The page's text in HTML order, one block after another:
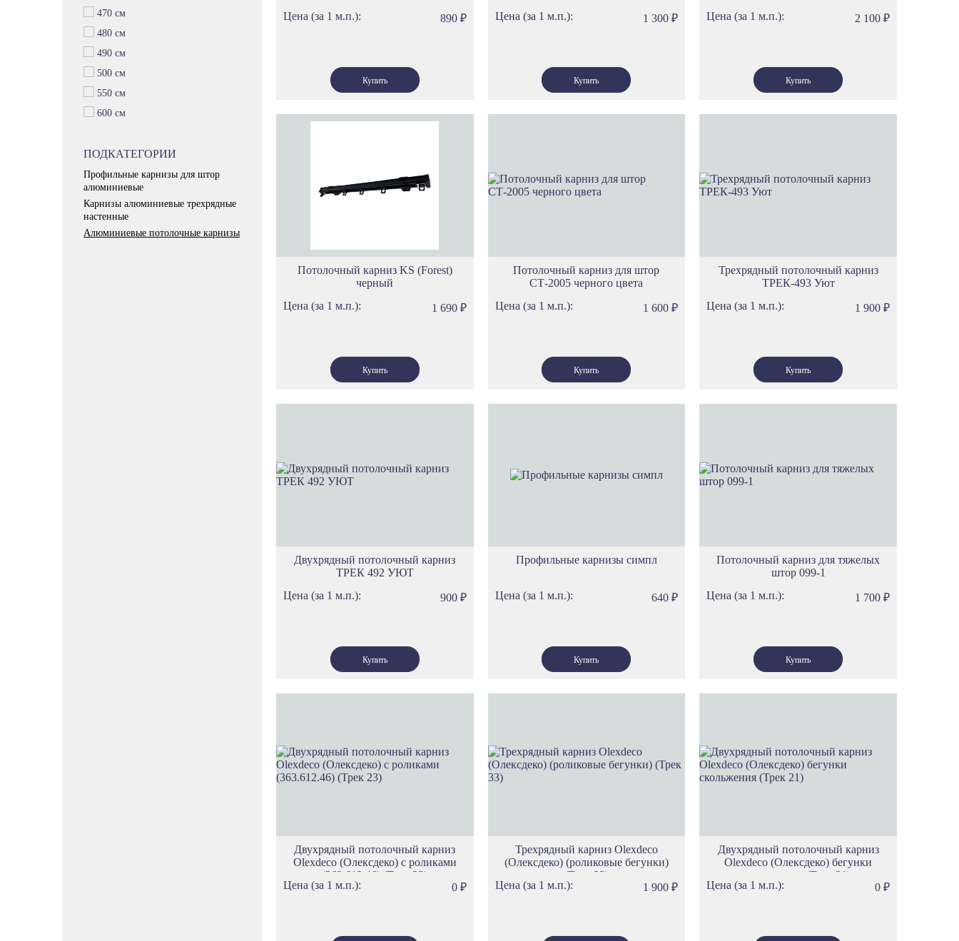
470 см
480 см
490 см
500 см
550 см
600 см
ПОДКАТЕГОРИИ
Профильные карнизы для штор
алюминиевые
Карнизы алюминиевые трехрядные
настенные
Алюминиевые потолочные карнизы
Цена (за 1 м.п.):
890 ₽
Цена (за 1 м.п.):
1 300₽
Цена (за 1 м.п.):
2 100 ₽
Потолочный карниз KS (Forest)
черный
Цена (за 1 м.п.):
1 690 ₽
Потолочный карниз для штор
СТ-2005 черного цвета
Цена (за 1 м.п.):
1 600₽
Трехрядный потолочный карниз
ТРЕК-493 Уют
Цена (за 1 м.п.):
1 900 ₽
Двухрядный потолочный карниз
ТРЕК 492 УЮТ
Цена (за 1 м.п.):
900 ₽
Профильные карнизы симпл
Цена (за 1 м.п.): 640₽
Потолочный карниз для тяжелых
штор 099-1
Цена (за 1 м.п.):
1 700 ₽
Двухрядный потолочный карниз
Olexdeco (Олексдеко) c роликами
(363.612.46) (Трек 23)
Цена (за 1 м.п.):
0 ₽
Трехрядный карниз Olexdeco
(Олексдеко) (роликовые бегунки)
(Трек 33)
Цена (за 1 м.п.):
1 900₽
Двухрядный потолочный карниз
Olexdeco (Олексдеко) бегунки
скольжения (Трек 21)
Цена (за 1 м.п.):
0 ₽